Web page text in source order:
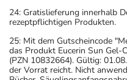
24: Gratislieferung innerhalb
rezeptpflichtigen Produkten.
25: Mit dem Gutscheincode
das Produkt Eucerin Sun
(PZN 10832664). Gültig:
der Vorrat reicht. Nicht